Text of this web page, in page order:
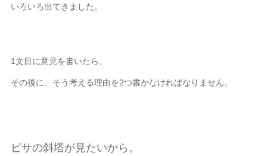
いろいろ出てきました。
1文目に意見を書いたら、
その後に、そう考える理由を2つ書かなければなりません。
ピサの斜塔が見たいから。